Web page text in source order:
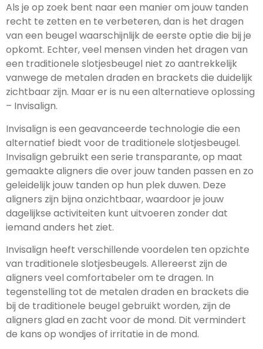
Als je op zoek bent naar een manier om jouw tanden
recht te zetten en te verbeteren, dan is het dragen
van een beugel waarschijnlijk de eerste optie die bij je
opkomt. Echter, veel mensen vinden het dragen van
een traditionele slotjesbeugel niet zo aantrekkelijk
vanwege de metalen draden en brackets die duidelijk
zichtbaar zijn. Maar er is nu een alternatieve oplossing
– Invisalign.
Invisalign is een geavanceerde technologie die een
alternatief biedt voor de traditionele slotjesbeugel.
Invisalign gebruikt een serie transparante, op maat
gemaakte aligners die over jouw tanden passen en zo
geleidelijk jouw tanden op hun plek duwen. Deze
aligners zijn bijna onzichtbaar, waardoor je jouw
dagelijkse activiteiten kunt uitvoeren zonder dat
iemand anders het ziet.
Invisalign heeft verschillende voordelen ten opzichte
van traditionele slotjesbeugels. Allereerst zijn de
aligners veel comfortabeler om te dragen. In
tegenstelling tot de metalen draden en brackets die
bij de traditionele beugel gebruikt worden, zijn de
aligners glad en zacht voor de mond. Dit vermindert
de kans op wondjes of irritatie in de mond.